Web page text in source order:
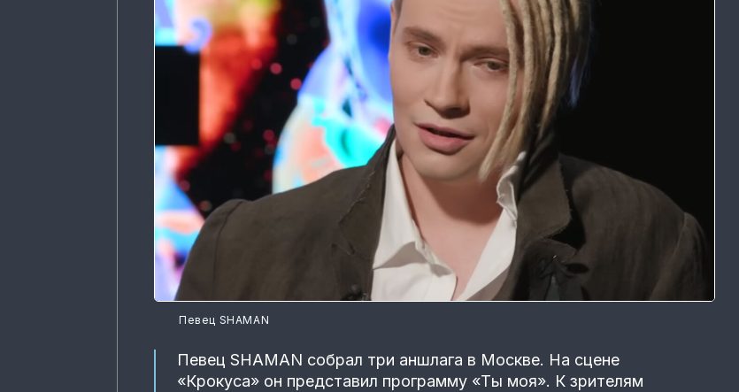
Певец SHAMAN
Певец SHAMAN собрал три аншлага в Москве. На сцене
«Крокуса» он представил программу «Ты моя». К зрителям